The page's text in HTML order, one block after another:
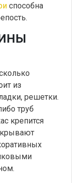
способна
из
решетки.
труб
крепится